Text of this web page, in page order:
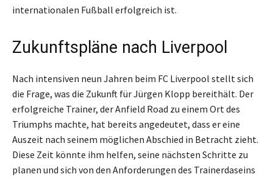
internationalen Fußball erfolgreich ist.
Zukunftspläne nach Liverpool
Nach intensiven neun Jahren beim FC Liverpool stellt sich
die Frage, was die Zukunft für Jürgen Klopp bereithält. Der
erfolgreiche Trainer, der Anfield Road zu einem Ort des
Triumphs machte, hat bereits angedeutet, dass er eine
Auszeit nach seinem möglichen Abschied in Betracht zieht.
Diese Zeit könnte ihm helfen, seine nächsten Schritte zu
planen und sich von den Anforderungen des Trainerdaseins